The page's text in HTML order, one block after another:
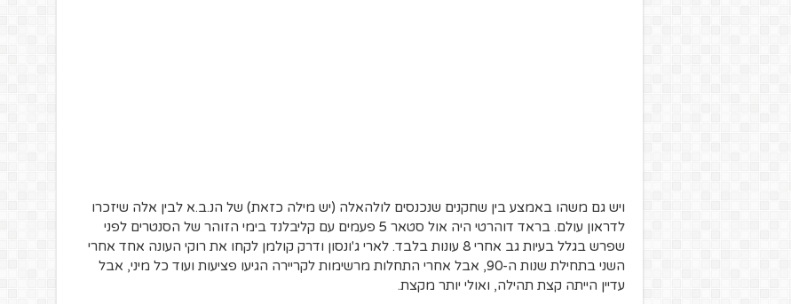
ויש גם משהו באמצע בין שחקנים שנכנסים לולהאלה (יש מילה כזאת) של הנ.ב.א לבין אלה שיזכרו
לדראון עולם. בראד דוהרטי היה אול סטאר 5 פעמים עם קליבלנד בימי הזוהר של הסנטרים לפני
שפרש בגלל בעיות גב אחרי 8 עונות בלבד. לארי ג'ונסון ודרק קולמן לקחו את רוקי העונה אחד אחרי
השני בתחילת שנות ה-90, אבל אחרי התחלות מרשימות לקריירה הגיעו פציעות ועוד כל מיני, אבל
עדיין הייתה קצת תהילה, ואולי יותר מקצת.